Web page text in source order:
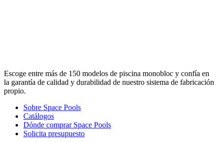
Escoge entre más de 150 modelos de piscina monobloc y confía en
la garantía de calidad y durabilidad de nuestro sistema de fabricación
propio.
Sobre Space Pools
Catálogos
Dónde comprar Space Pools
Solicita presupuesto